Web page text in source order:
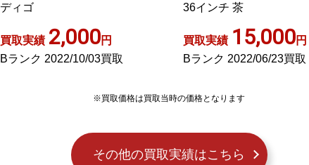
36インチ 茶
買取実績 15,000
Bランク 2022/06/23買取
ポケット サイドポケット
買取実績 1,000円
ABランク 2026/02/19買取
※買取価格は買取当時の価格となります
その他の買取実績はこちら